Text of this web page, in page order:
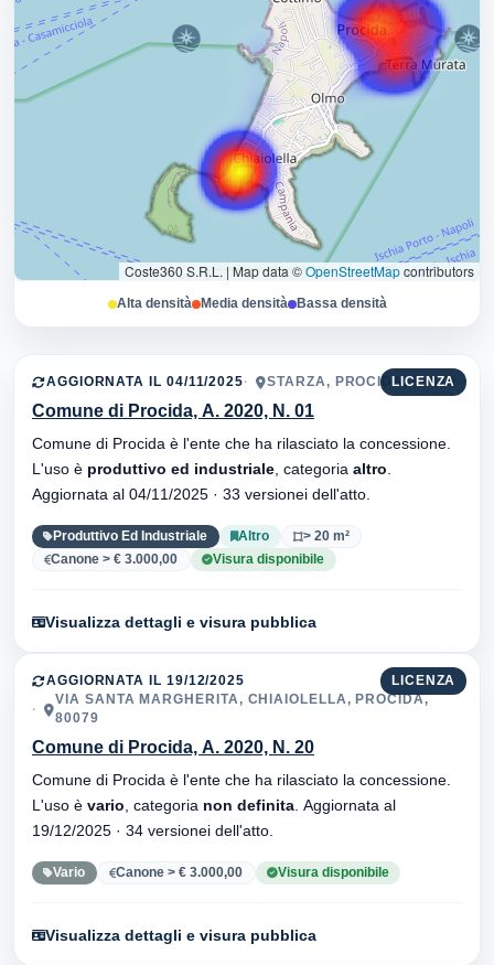
Coste360 S.R.L. | Map data ©OpenStreetMapcontributors
Alta densità Media densità Bassa densità
LICENZA
AGGIORNATA IL 04/11/2025 STARZA, PROCIDA, 80079
Comune di Procida, A. 2020, N. 01
Comune di Procida è l'ente che ha rilasciato la concessione.
L'uso è produttivo ed industriale , categoria altro
Aggiornata al 04/11/2025 · 33 versionei dell'atto.
Produttivo Ed Industriale Altro
> 20 m²
Canone > € 3.000,00
Visura disponibile
Visualizza dettagli e visura pubblica
LICENZA
AGGIORNATA IL 19/12/2025
VIA SANTA MARGHERITA, CHIAIOLELLA, PROCIDA,
80079
Comune di Procida, A. 2020, N. 20
Comune di Procida è l'ente che ha rilasciato la concessione.
L'uso è vario , categoria non definita
19/12/2025 · 34 versionei dell'atto.
Vario Canone > € 3.000,00 Visura disponibile
Visualizza dettagli e visura pubblica